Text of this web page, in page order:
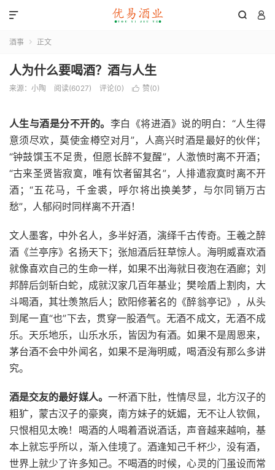
 

酒事  正文
人为什么要喝酒？酒与人生
来源：小陶 阅读(6027) 评论(0)  赞(0)
人生与酒是分不开的。 李白《将进酒》说的明白：“人生得
意须尽欢，莫使金樽空对月”，人高兴时酒是最好的伙伴；
“钟鼓馔玉不足贵，但愿长醉不复醒”，人激愤时离不开酒；
“古来圣贤皆寂寞，唯有饮者留其名”，人排遣寂寞时离不开
酒；“五花马，千金裘，呼尔将出换美梦，与尔同销万古
愁”，人郁闷时同样离不开酒！
文人墨客，中外名人，多半好酒，演绎千古传奇。王羲之醉
酒《兰亭序》名扬天下；张旭酒后狂草惊人。海明威喜欢酒
就像喜欢自己的生命一样，如果不出海就日夜泡在酒廊；刘
邦醉后剑斩白蛇，成就汉家几百年基业；樊哙盾上割肉，大
斗喝酒，其壮羡煞后人；欧阳修著名的《醉翁亭记》，从头
到尾一直“也”下去，贯穿一股酒气。无酒不成文，无酒不成
乐。天乐地乐，山乐水乐，皆因为有酒。如果不是周恩来，
茅台酒不会中外闻名，如果不是海明威，喝酒没有那么多讲
究。
酒是交友的最好媒人。 一杯酒下肚，性情尽显，北方汉子的
粗犷，蒙古汉子的豪爽，南方妹子的妩媚，无不让人钦佩，
只恨相见太晚！喝酒的人喝着酒说酒话，声音越来越响，基
本上就忘乎所以，渐入佳境了。酒逢知己千杯少，没有酒，
世界上就少了许多知己。不喝酒的时候，心灵的门虽设而常